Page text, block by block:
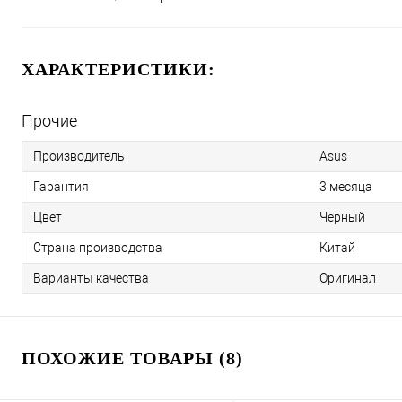
ХАРАКТЕРИСТИКИ:
Прочие
Производитель Asus
Гарантия 3 месяца
Цвет Черный
Страна производства Китай
Варианты качества Оригинал
ПОХОЖИЕ ТОВАРЫ (8)